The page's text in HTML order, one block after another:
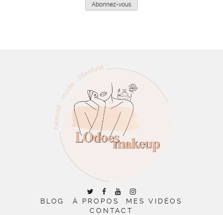
Abonnez-vous
BLOG À PROPOS
MES VIDÉOS
CONTACT